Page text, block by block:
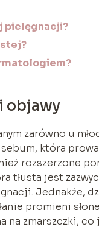
pielęgnacji?
objawy
zarówno u
która
rozszerzone
tłusta jest
Jednakże,
promieni
na zmarszczki,